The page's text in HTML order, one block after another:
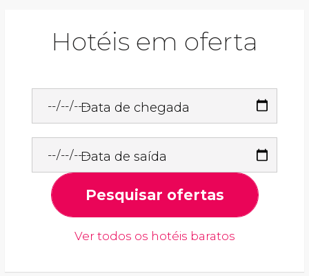
Hotéis em oferta
Data de chegada
Data de saída
Pesquisar ofertas
Ver todos os hotéis baratos